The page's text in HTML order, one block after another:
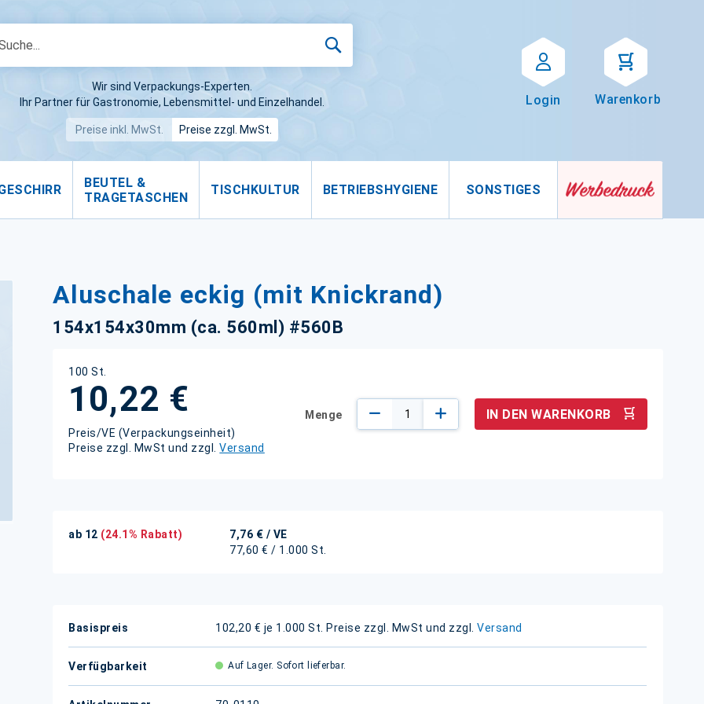
Wir sind Verpackungs-Experten.
Ihr Partner für Gastronomie, Lebensmittel- und Einzelhandel.
Preise inkl. MwSt. Preise zzgl. MwSt.
Login Warenkorb
BEUTEL &
TRAGETASCHEN
TISCHKULTUR BETRIEBSHYGIENE SONSTIGES
Aluschale eckig (mit Knickrand)
154x154x30mm (ca. 560ml) #560B
100 St.
10,22 €
Preis/VE (Verpackungseinheit)
Preise zzgl. MwSt und zzgl.Versand
Menge IN DEN WARENKORB
ab 12 (24.1% Rabatt) 7,76 € / VE
77,60 € / 1.000 St.
Weitere
Basispreis 102,20 € je 1.000 St. Preise zzgl. MwSt und zzgl.Versand
Verfügbarkeit Auf Lager. Sofort lieferbar.